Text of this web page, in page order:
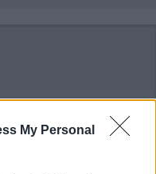
My Personal